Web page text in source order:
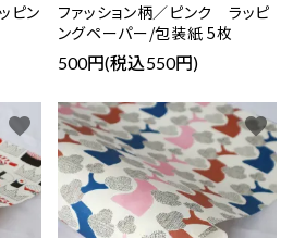
ピン
ファッション柄／ピンク ラッピ
ングペーパー/包装紙 5枚
500円(税込550円)
favorite favorite